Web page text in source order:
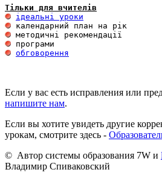
Тільки для вчителів
ідеальні уроки
обговорення
Если у вас есть исправления или
напишите нам.
Если вы хотите увидеть другие
урокам, смотрите здесь -
© Автор системы образования 7W и
Владимир Спиваковский